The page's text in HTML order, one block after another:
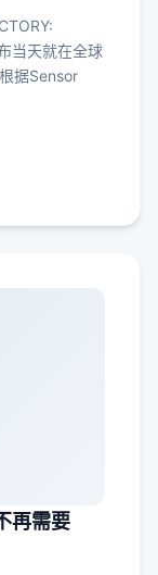
当天就在全球
据Sensor
再需要